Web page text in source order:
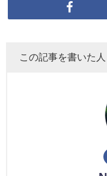
この記事を書いた人